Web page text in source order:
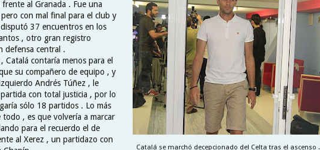
Catalá se marchó decepcionado del Celta tras el ascenso .
al Granada . Fue una
con mal final para el club y
37 encuentros en los
, otro gran registro
defensa central .
Catalá contaría menos para el
su compañero de equipo , y
Andrés Túñez , le
con total justicia , por lo
sólo 18 partidos . Lo más
, es que volvería a marcar
para el recuerdo el de
al Xerez , un partidazo con